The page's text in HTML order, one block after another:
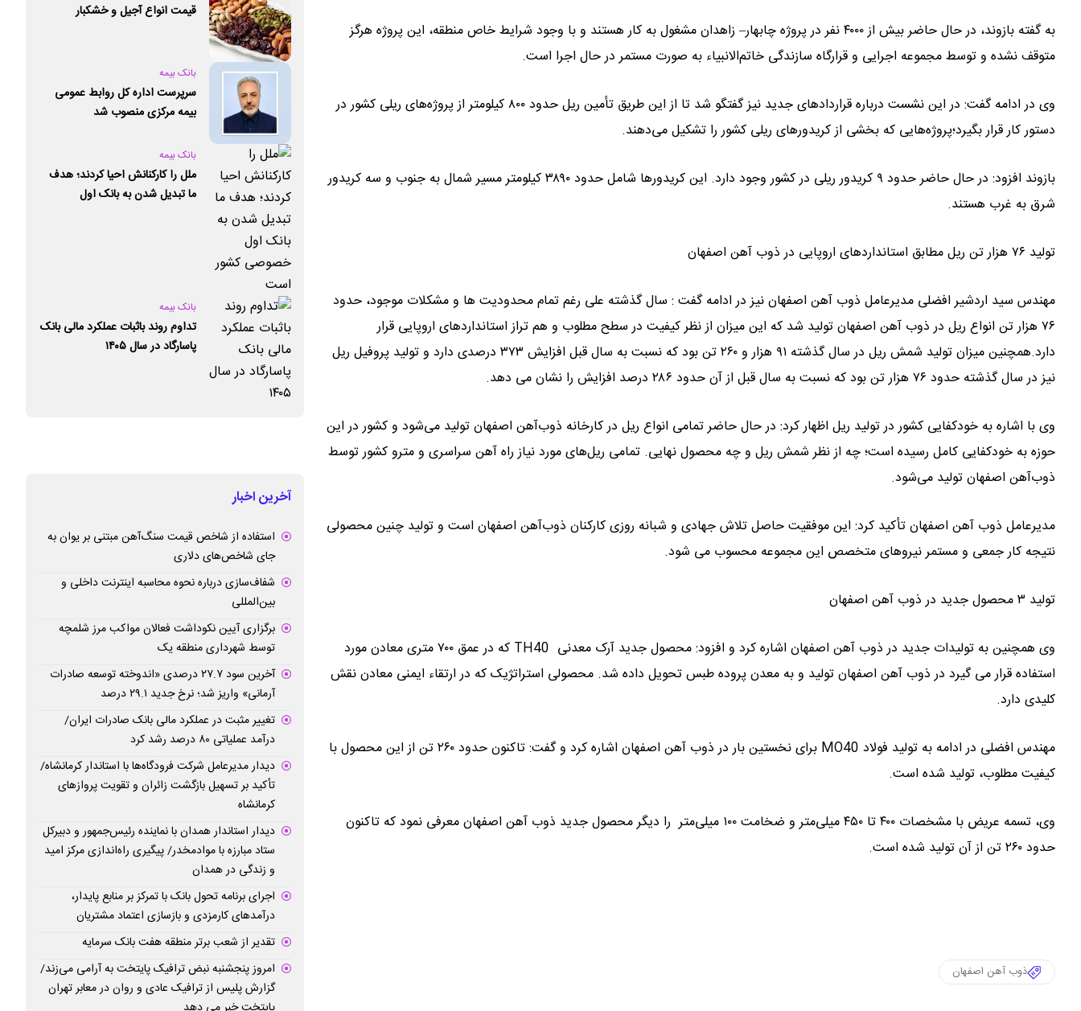
به گفته بازوند، در حال حاضر بیش از ۴۰۰۰ نفر در پروژه چابهار– زاهدان مشغول به کار هستند و با وجود شرایط خاص منطقه، این پروژه هرگز
متوقف نشده و توسط مجموعه اجرایی و قرارگاه سازندگی خاتم‌الانبیاء به ‌صورت مستمر در حال اجرا است.
وی در ادامه گفت: در این نشست درباره قراردادهای جدید نیز گفتگو شد تا از این طریق تأمین ریل حدود ۸۰۰ کیلومتر از پروژه‌های ریلی کشور در
دستور کار قرار بگیرد؛پروژه‌هایی که بخشی از کریدورهای ریلی کشور را تشکیل می‌دهند.
بازوند افزود: در حال حاضر حدود ۹ کریدور ریلی در کشور وجود دارد. این کریدورها شامل حدود ۳۸۹۰ کیلومتر مسیر شمال به جنوب و سه کریدور
شرق به غرب هستند.
تولید ۷۶ هزار تن ریل مطابق استانداردهای اروپایی در ذوب آهن اصفهان
مهندس سید اردشیر افضلی مدیرعامل ذوب آهن اصفهان نیز در ادامه گفت : سال گذشته علی رغم تمام محدودیت ها و مشکلات موجود، حدود
۷۶ هزار تن انواع ریل در ذوب آهن اصفهان تولید شد که این میزان از نظر کیفیت در سطح مطلوب و هم ‌تراز استانداردهای اروپایی قرار
دارد.همچنین میزان تولید شمش ریل در سال گذشته ۹۱ هزار و ۲۶۰ تن بود که نسبت به سال قبل افزایش ۳۷۳ درصدی دارد و تولید پروفیل ریل
نیز در سال گذشته حدود ۷۶ هزار تن بود که نسبت به سال قبل از آن حدود ۲۸۶ درصد افزایش را نشان می دهد.
وی با اشاره به خودکفایی کشور در تولید ریل اظهار کرد: در حال حاضر تمامی انواع ریل در کارخانه ذوب‌آهن اصفهان تولید می‌شود و کشور در این
حوزه به خودکفایی کامل رسیده است؛ چه از نظر شمش ریل و چه محصول نهایی. تمامی ریل‌های مورد نیاز راه آهن سراسری و مترو کشور توسط
ذوب‌آهن اصفهان تولید می‌شود.
مدیرعامل ذوب آهن اصفهان تأکید کرد: این موفقیت حاصل تلاش جهادی و شبانه‌ روزی کارکنان ذوب‌آهن اصفهان است و تولید چنین محصولی
نتیجه کار جمعی و مستمر نیروهای متخصص این مجموعه محسوب می شود.
تولید ۳ محصول جدید در ذوب آهن اصفهان
وی همچنین به تولیدات جدید در ذوب آهن اصفهان اشاره کرد و افزود: محصول جدید آرک معدنی TH40 که در عمق ۷۰۰ متری معادن مورد
استفاده قرار می گیرد در ذوب آهن اصفهان تولید و به معدن پروده طبس تحویل داده شد. محصولی استراتژیک که در ارتقاء ایمنی معادن نقش
کلیدی دارد.
مهندس افضلی در ادامه به تولید فولاد MO40 برای نخستین بار در ذوب آهن اصفهان اشاره کرد و گفت: تاکنون حدود ۲۶۰ تن از این محصول با
کیفیت مطلوب، تولید شده است.
وی، تسمه عریض با مشخصات ۴۰۰ تا ۴۵۰ میلی‌متر و ضخامت ۱۰۰ میلی‌متر را دیگر محصول جدید ذوب آهن اصفهان معرفی نمود که تاکنون
حدود ۲۶۰ تن از آن تولید شده است.
ذوب‌ آهن اصفهان
قیمت انواع آجیل و خشکبار
بانک بیمه
سرپرست اداره کل روابط عمومی
بیمه مرکزی منصوب شد
بانک بیمه
ملل را کارکنانش احیا کردند؛ هدف
ما تبدیل شدن به بانک اول
بانک بیمه
تداوم روند باثبات عملکرد مالی بانک
پاسارگاد در سال ۱۴۰۵
آخرین اخبار
استفاده از شاخص قیمت سنگ‌آهن مبتنی بر یوان به
جای شاخص‌های دلاری
شفاف‌سازی درباره نحوه محاسبه اینترنت داخلی و
بین‌المللی
برگزاری آیین نکوداشت فعالان مواکب مرز شلمچه
توسط شهرداری منطقه یک
آخرین سود ۲۷.۷ درصدی «اندوخته توسعه صادرات
آرمانی» واریز شد؛ نرخ جدید ۲۹.۱ درصد
تغییر مثبت در عملکرد مالی بانک صادرات ایران/
درآمد عملیاتی ۸۰ درصد رشد کرد
دیدار مدیرعامل شرکت فرودگاه‌ها با استاندار کرمانشاه/
تأکید بر تسهیل بازگشت زائران و تقویت پروازهای
کرمانشاه
دیدار استاندار همدان با نماینده رئیس‌جمهور و دبیرکل
ستاد مبارزه با موادمخدر/ پیگیری راه‌اندازی مرکز امید
و زندگی در همدان
اجرای برنامه تحول بانک با تمرکز بر منابع پایدار،
درآمدهای کارمزدی و بازسازی اعتماد مشتریان
تقدیر از شعب برتر منطقه هفت بانک سرمایه
امروز پنجشنبه نبض ترافیک پایتخت به آرامی می‌زند/
گزارش پلیس از ترافیک عادی و روان در معابر تهران